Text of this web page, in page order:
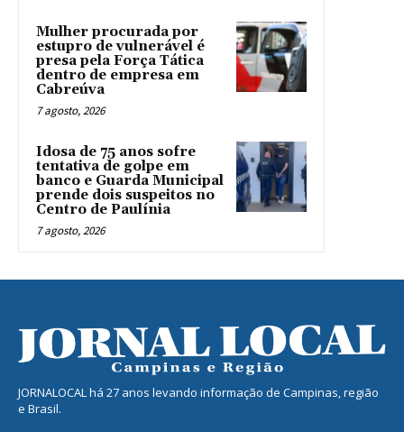
Mulher procurada por
estupro de vulnerável é
presa pela Força Tática
dentro de empresa em
Cabreúva
7 agosto, 2026
Idosa de 75 anos sofre
tentativa de golpe em
banco e Guarda Municipal
prende dois suspeitos no
Centro de Paulínia
7 agosto, 2026
JORNALOCAL há 27 anos levando informação de Campinas, região
e Brasil.